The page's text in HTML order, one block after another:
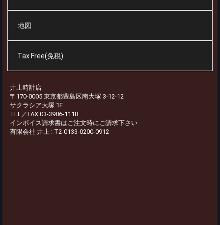
地図
Tax Free(免税)
井上時計店
〒170-0005 東京都豊島区南大塚 3-12-12
サクラシア大塚 1F
TEL／FAX 03-3986-1118
インボイス請求書はご注文時にご請求下さい
有限会社 井上 : T2-0133-0200-0912